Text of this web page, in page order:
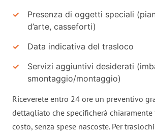
Presenza di oggetti speciali
d’arte, casseforti)
Data indicativa del trasloco
Servizi aggiuntivi desiderati
smontaggio/montaggio)
Riceverete entro 24 ore un preventivo
dettagliato che specificherà
costo, senza spese nascoste. Per